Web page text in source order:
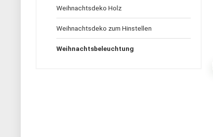
Weihnachtsdeko Holz
Weihnachtsdeko zum Hinstellen
Weihnachtsbeleuchtung